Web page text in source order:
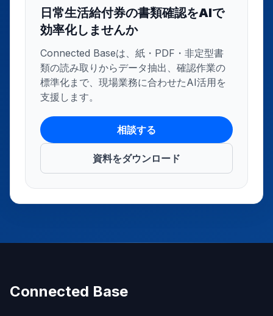
日常生活給付券の書類確認をAIで
効率化しませんか
Connected Baseは、紙・PDF・非定型書
類の読み取りからデータ抽出、確認作業の
標準化まで、現場業務に合わせたAI活用を
支援します。
相談する
資料をダウンロード
Connected Base